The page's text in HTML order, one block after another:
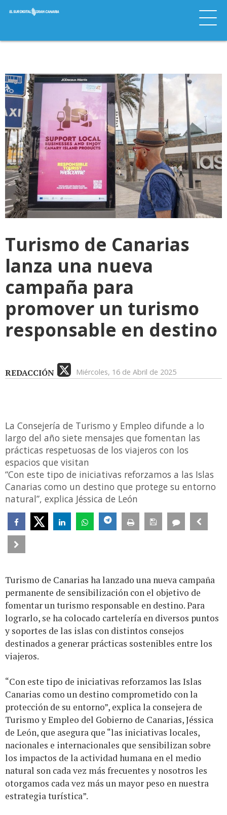
Turismo de Canarias
lanza una nueva
campaña para
promover un turismo
responsable en destino
REDACCIÓN Miércoles, 16 de Abril de 2025
La Consejería de Turismo y Empleo difunde a lo
largo del año siete mensajes que fomentan las
prácticas respetuosas de los viajeros con los
espacios que visitan
“Con este tipo de iniciativas reforzamos a las Islas
Canarias como un destino que protege su entorno
natural”, explica Jéssica de León
Turismo de Canarias ha lanzado una nueva campaña
permanente de sensibilización con el objetivo de
fomentar un turismo responsable en destino. Para
lograrlo, se ha colocado cartelería en diversos puntos
y soportes de las islas con distintos consejos
destinados a generar prácticas sostenibles entre los
viajeros.
“Con este tipo de iniciativas reforzamos las Islas
Canarias como un destino comprometido con la
protección de su entorno”, explica la consejera de
Turismo y Empleo del Gobierno de Canarias, Jéssica
de León, que asegura que “las iniciativas locales,
nacionales e internacionales que sensibilizan sobre
los impactos de la actividad humana en el medio
natural son cada vez más frecuentes y nosotros les
otorgamos cada vez más un mayor peso en nuestra
estrategia turística”.